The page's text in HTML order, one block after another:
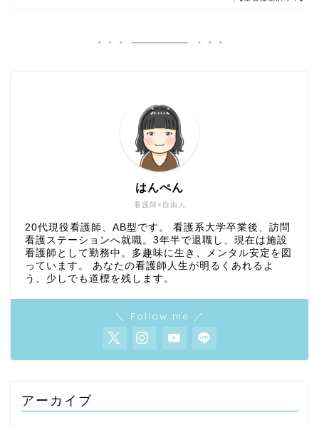
看護師×自由人
はんぺん
20代現役看護師、AB型です。 看護系大学卒業後、訪問
看護ステーションへ就職。3年半で退職し、現在は施設
看護師として勤務中。多趣味に生き、メンタル安定を図
っています。 あなたの看護師人生が明るくあれるよ
う、少しでも道標を残します。
＼ Follow me ／
アーカイブ